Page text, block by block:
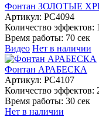
Фонтан ЗОЛОТЫЕ
Артикул: РС4094
Количество эффектов: 1
Время работы: 70 сек
Видео Нет в наличии
Фонтан АРАБЕСКА
Артикул: РС4107
Количество эффектов:
Время работы: 30 сек
Нет в наличии